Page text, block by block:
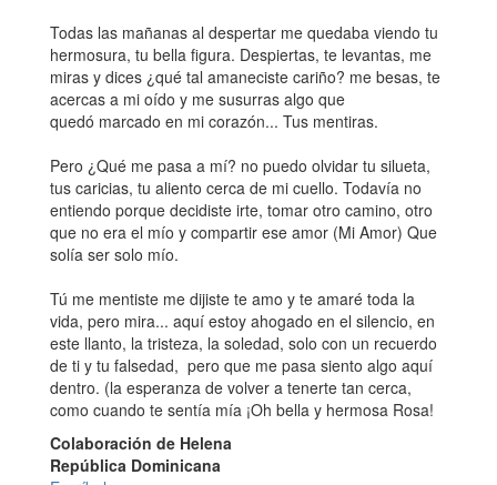
Todas las mañanas al despertar me quedaba viendo tu
hermosura, tu bella figura. Despiertas, te levantas, me
miras y dices ¿qué tal amaneciste cariño? me besas, te
acercas a mi oído y me susurras algo que
quedó marcado en mi corazón... Tus mentiras.
Pero ¿Qué me pasa a mí? no puedo olvidar tu silueta,
tus caricias, tu aliento cerca de mi cuello. Todavía no
entiendo porque decidiste irte, tomar otro camino, otro
que no era el mío y compartir ese amor (Mi Amor) Que
solía ser solo mío.
Tú me mentiste me dijiste te amo y te amaré toda la
vida, pero mira... aquí estoy ahogado en el silencio, en
este llanto, la tristeza, la soledad, solo con un recuerdo
de ti y tu falsedad, pero que me pasa siento algo aquí
dentro. (la esperanza de volver a tenerte tan cerca,
como cuando te sentía mía ¡Oh bella y hermosa Rosa!
Colaboración de Helena
República Dominicana